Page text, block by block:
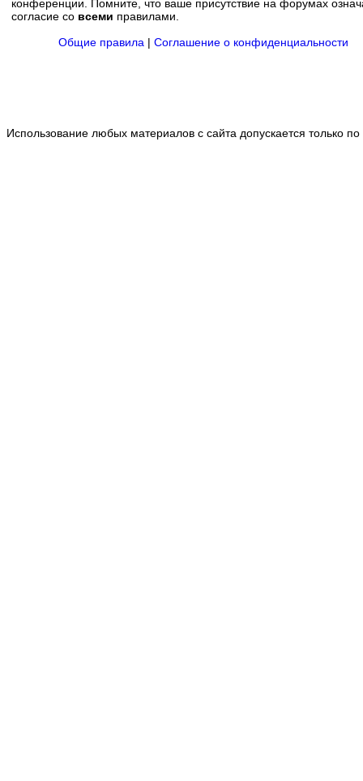
конференции. Помните, что ваше присутствие на форумах
согласие со всеми правилами.
Общие правила | Соглашение о конфиденциальности
Использование любых материалов с сайта допускается только